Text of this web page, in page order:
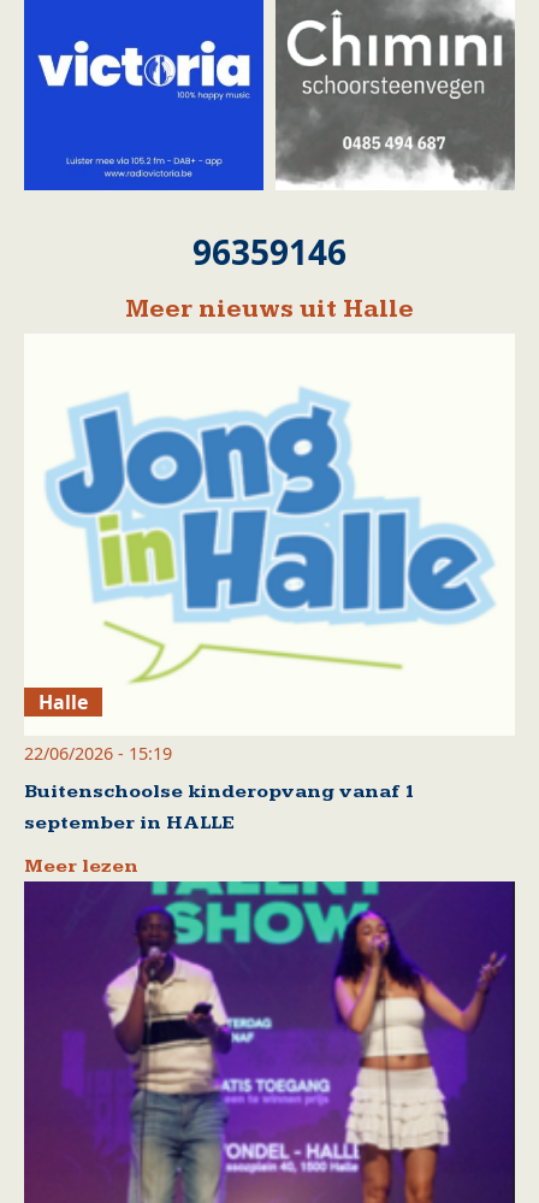
96359146
Meer nieuws uit Halle
Halle
22/06/2026 - 15:19
Buitenschoolse kinderopvang vanaf 1
september in HALLE
Meer lezen